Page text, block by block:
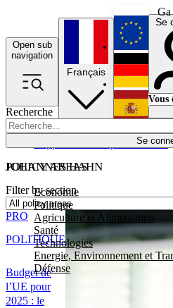
Ga
Open sub
navigation
Recherche
Se
POLICY AREAS
Economie
Politique
Agriculture et Alimentation
Santé
Technologies
Energie, Environnement et
Défense
Économie
Français
Se
Vous
JOHANNES HAHN
Filter by section
Budget de
l’UE pour
2025 : le
PRO
POLITIQUE